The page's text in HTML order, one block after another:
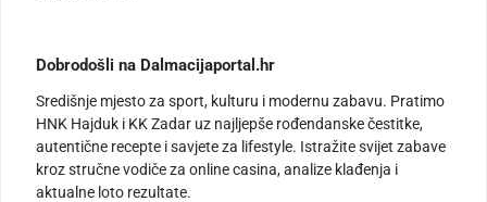
Dobrodošli na Dalmacijaportal.hr
Središnje mjesto za sport, kulturu i modernu zabavu. Pratimo
HNK Hajduk i KK Zadar uz najljepše rođendanske čestitke,
autentične recepte i savjete za lifestyle. Istražite svijet zabave
kroz stručne vodiče za online casina, analize klađenja i
aktualne loto rezultate.